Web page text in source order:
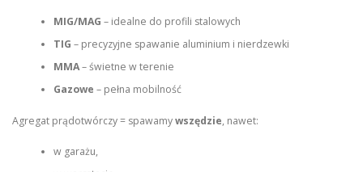
MIG/MAG – idealne do profili stalowych
TIG – precyzyjne spawanie aluminium i nierdzewki
MMA– świetne w terenie
Gazowe – pełna mobilność
Agregat prądotwórczy = spawamywszędzie, nawet:
w garażu,